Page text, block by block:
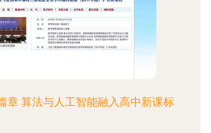
章 算法与人工智能融入高中新课标